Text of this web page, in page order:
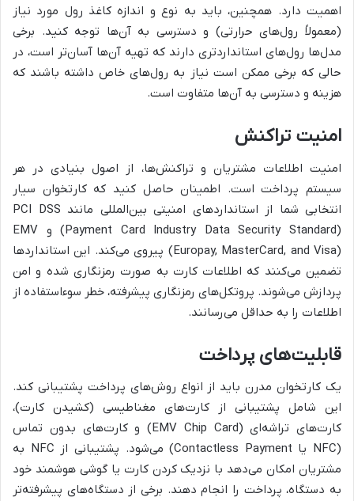
اهمیت دارد. همچنین، باید به نوع و اندازه کاغذ رول مورد نیاز
(معمولاً رول‌های حرارتی) و دسترسی به آن‌ها توجه کنید. برخی
مدل‌ها رول‌های استانداردتری دارند که تهیه آن‌ها آسان‌تر است، در
حالی که برخی ممکن است نیاز به رول‌های خاص داشته باشند که
هزینه و دسترسی به آن‌ها متفاوت است.
امنیت تراکنش
امنیت اطلاعات مشتریان و تراکنش‌ها، از اصول بنیادی در هر
سیستم پرداخت است. اطمینان حاصل کنید که کارتخوان سیار
انتخابی شما از استانداردهای امنیتی بین‌المللی مانند PCI DSS
(Payment Card Industry Data Security Standard) و EMV
(Europay, MasterCard, and Visa) پیروی می‌کند. این استانداردها
تضمین می‌کنند که اطلاعات کارت به صورت رمزنگاری شده و امن
پردازش می‌شوند. پروتکل‌های رمزنگاری پیشرفته، خطر سوءاستفاده از
اطلاعات را به حداقل می‌رسانند.
قابلیت‌های پرداخت
یک کارتخوان مدرن باید از انواع روش‌های پرداخت پشتیبانی کند.
این شامل پشتیبانی از کارت‌های مغناطیسی (کشیدن کارت)،
کارت‌های تراشه‌ای (EMV Chip Card) و کارت‌های بدون تماس
(NFC یا Contactless Payment) می‌شود. پشتیبانی از NFC به
مشتریان امکان می‌دهد با نزدیک کردن کارت یا گوشی هوشمند خود
به دستگاه، پرداخت را انجام دهند. برخی از دستگاه‌های پیشرفته‌تر